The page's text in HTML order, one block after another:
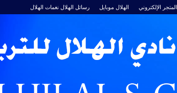
المتجر الإلكتروني الهلال موبايل رسائل الهلال نغمات الهلال